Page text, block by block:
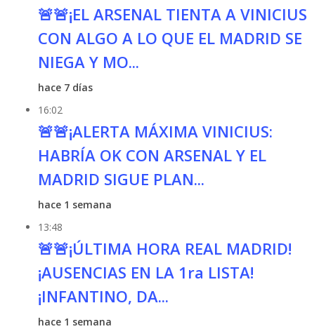
🚨🚨¡EL ARSENAL TIENTA A VINICIUS
CON ALGO A LO QUE EL MADRID SE
NIEGA Y MO...
hace 7 días
16:02
🚨🚨¡ALERTA MÁXIMA VINICIUS:
HABRÍA OK CON ARSENAL Y EL
MADRID SIGUE PLAN...
hace 1 semana
13:48
🚨🚨¡ÚLTIMA HORA REAL MADRID!
¡AUSENCIAS EN LA 1ra LISTA!
¡INFANTINO, DA...
hace 1 semana